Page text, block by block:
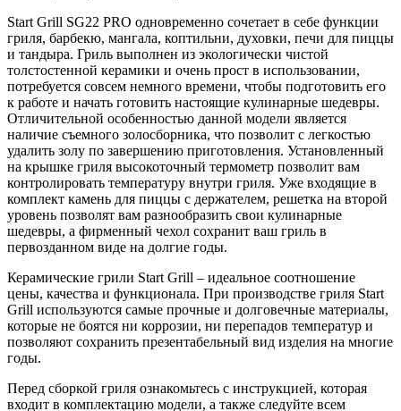
Start Grill SG22 PRO одновременно сочетает в себе функции
гриля, барбекю, мангала, коптильни, духовки, печи для пиццы
и тандыра. Гриль выполнен из экологически чистой
толстостенной керамики и очень прост в использовании,
потребуется совсем немного времени, чтобы подготовить его
к работе и начать готовить настоящие кулинарные шедевры.
Отличительной особенностью данной модели является
наличие съемного золосборника, что позволит с легкостью
удалить золу по завершению приготовления. Установленный
на крышке гриля высокоточный термометр позволит вам
контролировать температуру внутри гриля. Уже входящие в
комплект камень для пиццы с держателем, решетка на второй
уровень позволят вам разнообразить свои кулинарные
шедевры, а фирменный чехол сохранит ваш гриль в
первозданном виде на долгие годы.
Керамические грили Start Grill – идеальное соотношение
цены, качества и функционала. При производстве гриля Start
Grill используются самые прочные и долговечные материалы,
которые не боятся ни коррозии, ни перепадов температур и
позволяют сохранить презентабельный вид изделия на многие
годы.
Перед сборкой гриля ознакомьтесь с инструкцией, которая
входит в комплектацию модели, а также следуйте всем